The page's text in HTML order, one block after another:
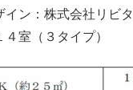
イン：株式会社リビタ
４室（３タイプ）